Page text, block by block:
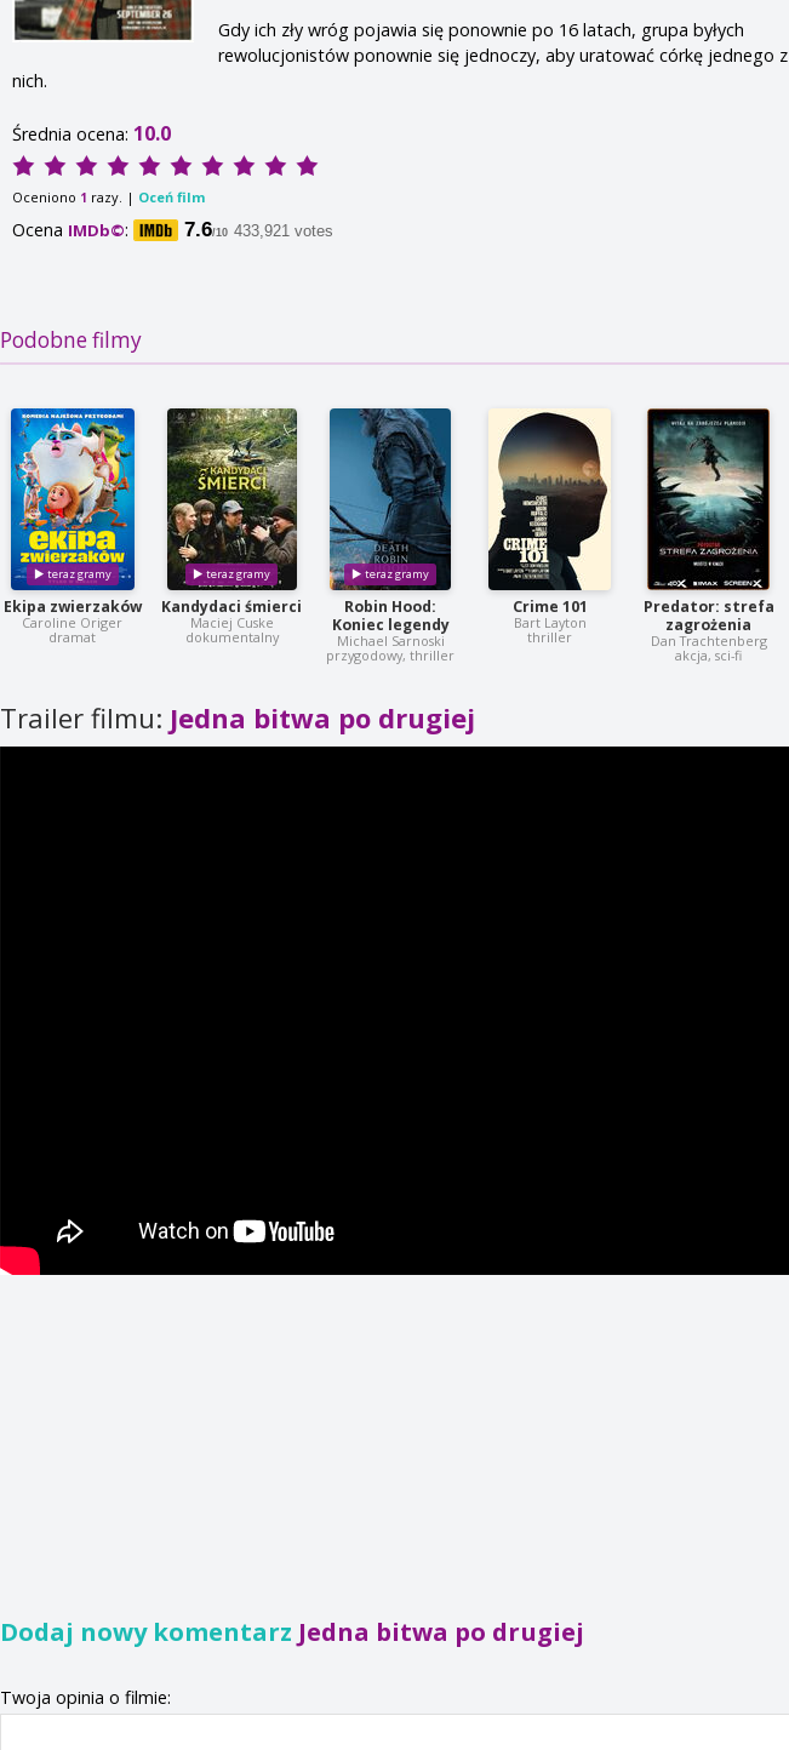
Gdy ich zły wróg pojawia się ponownie po 16 latach, grupa byłych
rewolucjonistów ponownie się jednoczy, aby uratować córkę jednego z
nich.
Średnia ocena: 10.0
Oceniono 1 razy. | Oceń film
Ocena IMDb©: 7.6/10 433,921 votes
Podobne filmy
Ekipa zwierzaków
Caroline Origer
dramat
Kandydaci śmierci
Maciej Cuske
dokumentalny
Robin Hood:
Koniec legendy
Michael Sarnoski
przygodowy, thriller
Crime 101
Bart Layton
thriller
Predator: strefa
zagrożenia
Dan Trachtenberg
akcja, sci-fi
Trailer filmu: Jedna bitwa po drugiej
Dodaj nowy komentarz Jedna bitwa po drugiej
Twoja opinia o filmie: